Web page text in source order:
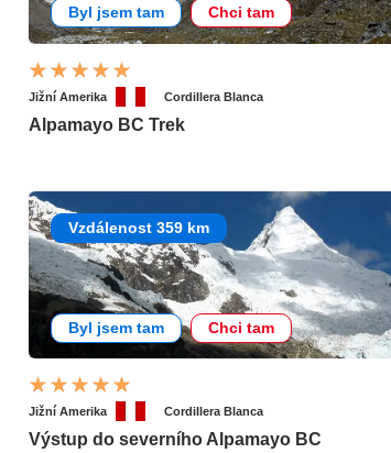
Byl jsem tam Chci tam
Jižní Amerika Cordillera Blanca
Alpamayo BC Trek
Vzdálenost 359 km
Byl jsem tam Chci tam
Jižní Amerika Cordillera Blanca
Výstup do severního Alpamayo BC